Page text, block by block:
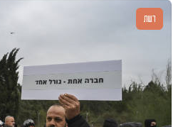
דעות